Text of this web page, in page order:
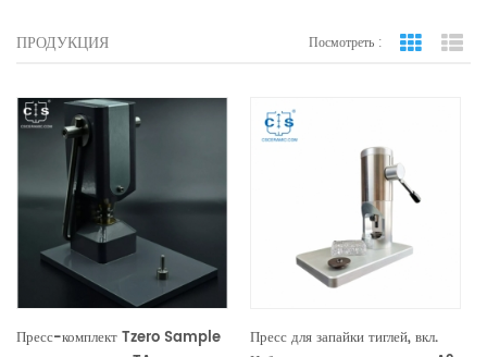
ПРОДУКЦИЯ Посмотреть : вид сетки
Пресс-комплект Tzero Sample
Пресс для запайки тиглей, вкл.